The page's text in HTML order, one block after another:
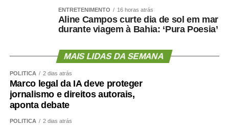
ENTRETENIMENTO 16 horas atrás
Aline Campos curte dia de sol em mar
durante viagem à Bahia: ‘Pura Poesia’
MAIS LIDAS DA SEMANA
POLÍTICA 2 dias atrás
Marco legal da IA deve proteger
jornalismo e direitos autorais,
aponta debate
POLÍTICA 2 dias atrás